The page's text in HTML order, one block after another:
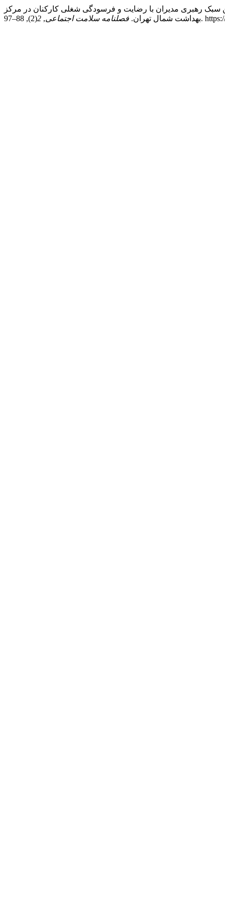
& عرشی ش. (2016). بررسی رابطه بین سبک رهبری مدیران با رضایت و فرسودگی شغلی کارکنان در مرکز
بهداشت شمال تهران. فصلنامه سلامت اجتماعی,
2 (2),